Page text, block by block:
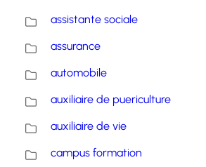
assistante sociale
assurance
automobile
auxiliaire de puericulture
auxiliaire de vie
campus formation